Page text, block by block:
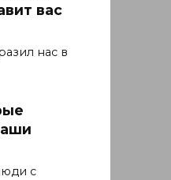
вас
нас в
с